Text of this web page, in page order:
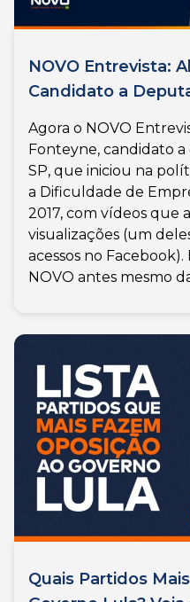
NOVO Entrevista:
Candidato a
Agora o NOVO
Fonteyne, candidato
SP, que iniciou na
a Dificuldade de
2017, com vídeos que
visualizações (um
acessos no
NOVO antes mesmo
Quais Partidos